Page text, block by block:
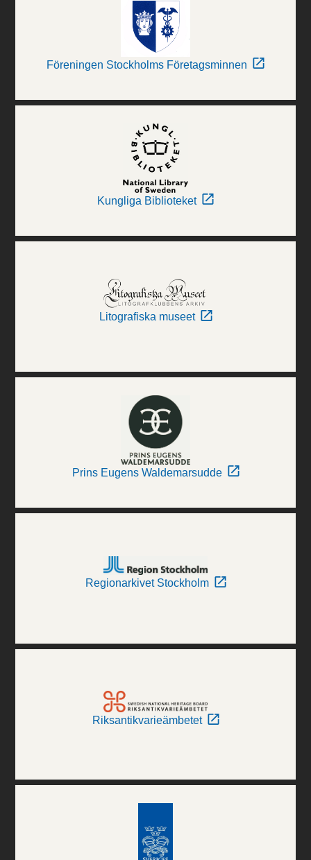
Föreningen Stockholms Företagsminnen
Kungliga Biblioteket
Litografiska museet
Prins Eugens Waldemarsudde
Regionarkivet Stockholm
Riksantikvarieämbetet